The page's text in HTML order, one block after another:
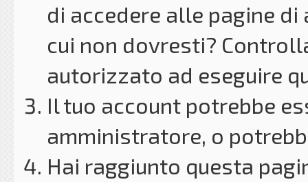
di accedere alle pagine
cui non dovresti?
autorizzato ad eseguire
Il tuo account potrebbe
amministratore, o
Hai raggiunto questa